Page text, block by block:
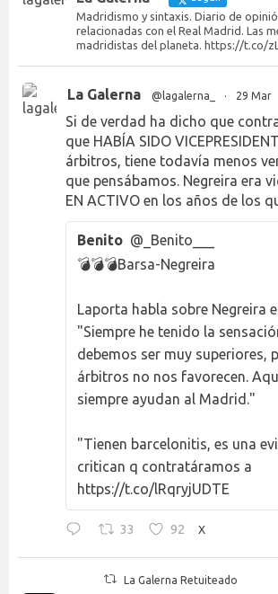
Madridismo y sintaxis. Diario de
relacionadas con el Real Madrid. Las
madridistas del planeta. https://t.co/
La Galerna @lagalerna_ · 29 Mar
Si de verdad ha dicho que
que HABÍA SIDO
árbitros, tiene todavía menos
que pensábamos. Negreira era
EN ACTIVO en los años de los
Benito @_Benito___
💣💣💣Barsa-Negreira
Laporta habla sobre Negreira
"Siempre he tenido la
debemos ser muy superiores,
árbitros no nos favorecen.
siempre ayudan al Madrid."
"Tienen barcelonitis, es una
critican q contratáramos a
https://t.co/lRqryjUDTE
33 92 X
La Galerna Retuiteado